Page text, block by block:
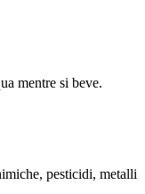
mentre si beve.
pesticidi, metalli